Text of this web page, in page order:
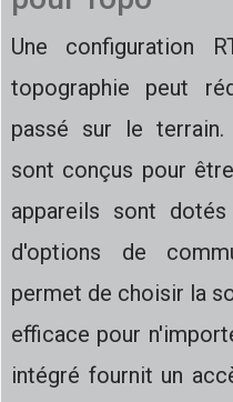
Une configuration
topographie peut
passé sur le
sont conçus pour
appareils sont
d'options de
permet de choisir la
efficace pour
intégré fournit un